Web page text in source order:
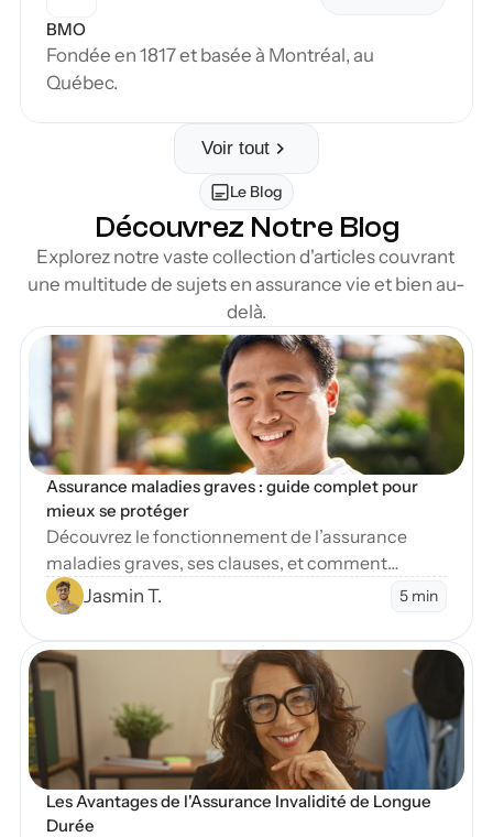
BMO
Fondée en 1817 et basée à Montréal, au
Québec.
Voir tout
Le Blog
Découvrez Notre Blog
Explorez notre vaste collection d'articles couvrant
une multitude de sujets en assurance vie et bien au-
delà.
Blog
Assurance maladies graves : guide complet pour
mieux se protéger
Découvrez le fonctionnement de l’assurance
maladies graves, ses clauses, et comment
protéger vos finances en cas de diagnostic
sévère.
Jasmin T. 5 min
Blog
Les Avantages de l'Assurance Invalidité de Longue
Durée